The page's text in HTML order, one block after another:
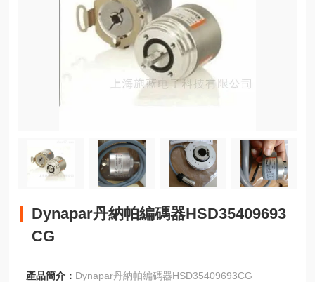
Dynapar丹納帕編碼器HSD35409693
CG
產品簡介： Dynapar丹納帕編碼器HSD35409693CG